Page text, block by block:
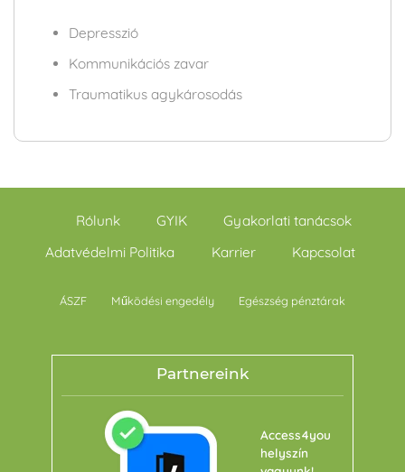
Depresszió
Kommunikációs zavar
Traumatikus agykárosodás
Rólunk GYIK
Gyakorlati tanácsok
Adatvédelmi Politika
Karrier Kapcsolat
ÁSZF Működési engedély Egészség pénztárak
Partnereink
Access4you
helyszín